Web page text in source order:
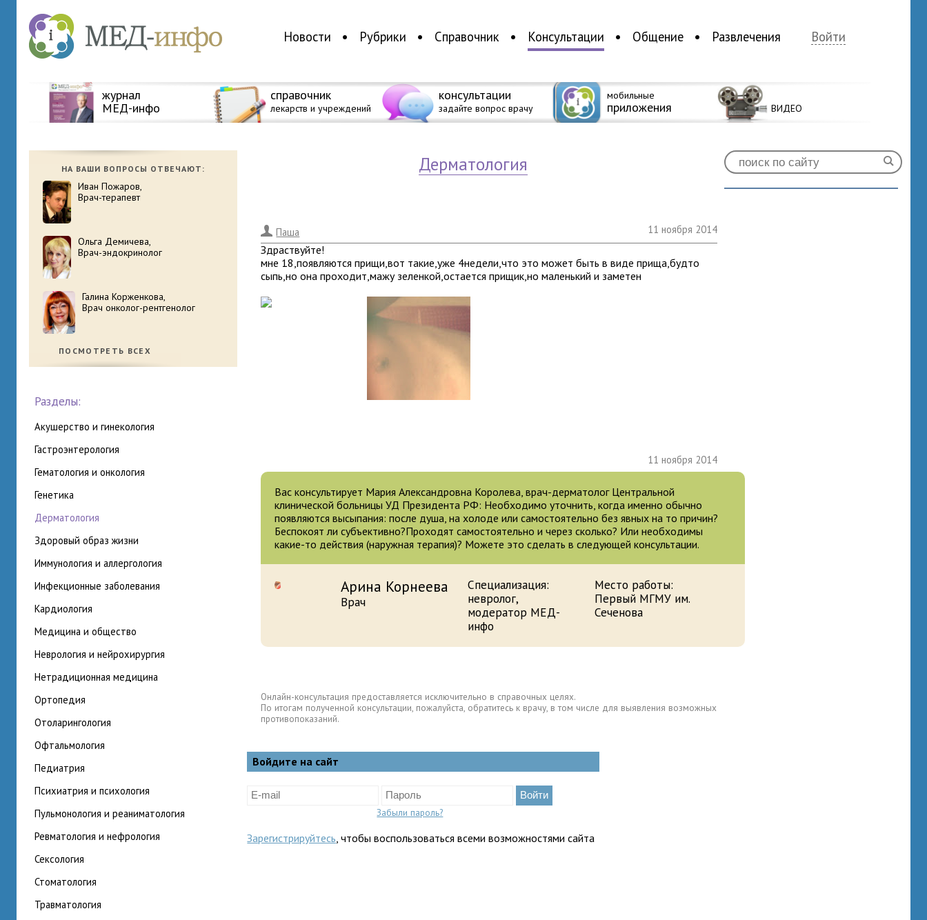
Новости Рубрики Справочник Консультации Общение Развлечения Войти
журнал
МЕД-инфо
справочник
лекарств и учреждений
консультации
задайте вопрос врачу
мобильные
приложения ВИДЕО
НА ВАШИ ВОПРОСЫ ОТВЕЧАЮТ:
Иван Пожаров,
Врач-терапевт
Ольга Демичева,
Врач-эндокринолог
Галина Корженкова,
Врач онколог-рентгенолог
ПОСМОТРЕТЬ ВСЕХ
Разделы:
акушерство и гинекология
гастроэнтерология
гематология и онкология
генетика
дерматология
здоровый образ жизни
иммунология и аллергология
инфекционные заболевания
кардиология
медицина и общество
неврология и нейрохирургия
нетрадиционная медицина
ортопедия
отоларингология
офтальмология
педиатрия
психиатрия и психология
пульмонология и реаниматология
ревматология и нефрология
сексология
стоматология
травматология
дерматология
. Паша 11 ноября 2014
Здраствуйте!
мне 18,появляются прищи,вот такие,уже 4недели,что это может быть в виде прища,будто
сыпь,но она проходит,мажу зеленкой,остается прищик,но маленький и заметен
11 ноября 2014
Вас консультирует Мария Александровна Королева, врач-дерматолог Центральной
клинической больницы УД Президента РФ: Необходимо уточнить, когда именно обычно
появляются высыпания: после душа, на холоде или самостоятельно без явных на то причин?
Беспокоят ли субъективно?Проходят самостоятельно и через сколько? Или необходимы
какие-то действия (наружная терапия)? Можете это сделать в следующей консультации.
Арина Корнеева
Врач
Специализация:
невролог,
модератор МЕД-
инфо
Место работы:
Первый МГМУ им.
Сеченова
Онлайн-консультация предоставляется исключительно в справочных целях.
По итогам полученной консультации, пожалуйста, обратитесь к врачу, в том числе для выявления возможных
противопоказаний.
Войдите на сайт
Забыли пароль?
Зарегистрируйтесь, чтобы воспользоваться всеми возможностями сайта